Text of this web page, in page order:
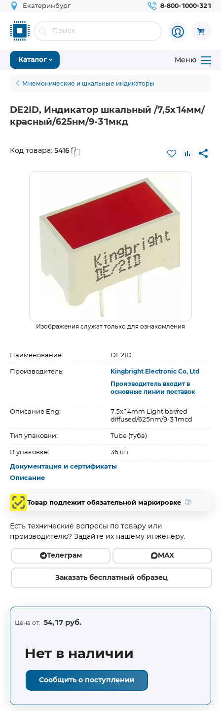
Екатеринбург 8-800-1000-321
Каталог Меню
Мнемонические и шкальные индикаторы
DE2ID, Индикатор шкальный /7,5х14мм/
красный/625нм/9-31мкд
Код товара: 5416
Изображения служат только для ознакомления
Наименование: DE2ID
Производитель: Kingbright Electronic Co, Ltd
Производитель входит в
основные линии поставок
Описание Eng:
7.5x14mm Light bar/red
diffused/625nm/9-31mcd
Тип упаковки: Tube (туба)
В упаковке: 36 шт
Документация и сертификаты
Описание
Товар подлежит обязательной маркировке
Есть технические вопросы по товару или
производителю? Задайте их нашему инженеру.
Телеграм MAX
Заказать бесплатный образец
Цена от: 54,17 руб.
Нет в наличии
Сообщить о поступлении